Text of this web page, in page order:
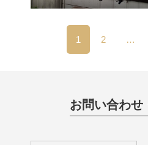
1 2 …
お問い合わせ